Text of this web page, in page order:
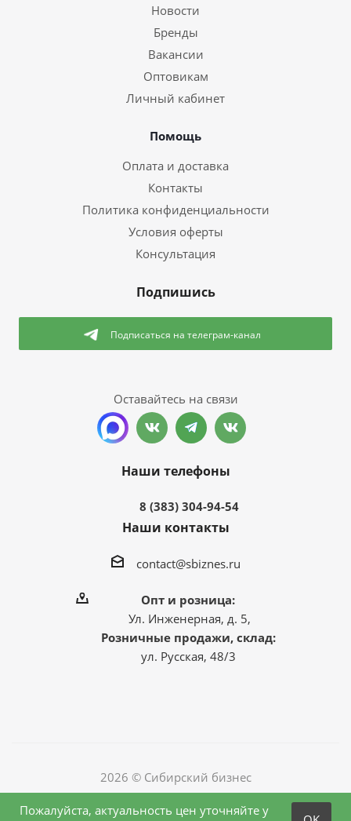
Новости
Бренды
Вакансии
Оптовикам
Личный кабинет
Помощь
Оплата и доставка
Контакты
Политика конфиденциальности
Условия оферты
Консультация
Подпишись
Подписаться на телеграм-канал
Оставайтесь на связи
Наши телефоны
8 (383) 304-94-54
Наши контакты
contact@sbiznes.ru
Опт и розница:
Ул. Инженерная, д. 5,
Розничные продажи, склад:
ул. Русская, 48/3
2026 © Сибирский бизнес
Пожалуйста, актуальность цен уточняйте у